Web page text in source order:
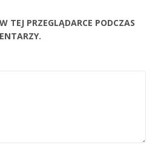
TEJ PRZEGLĄDARCE PODCZAS